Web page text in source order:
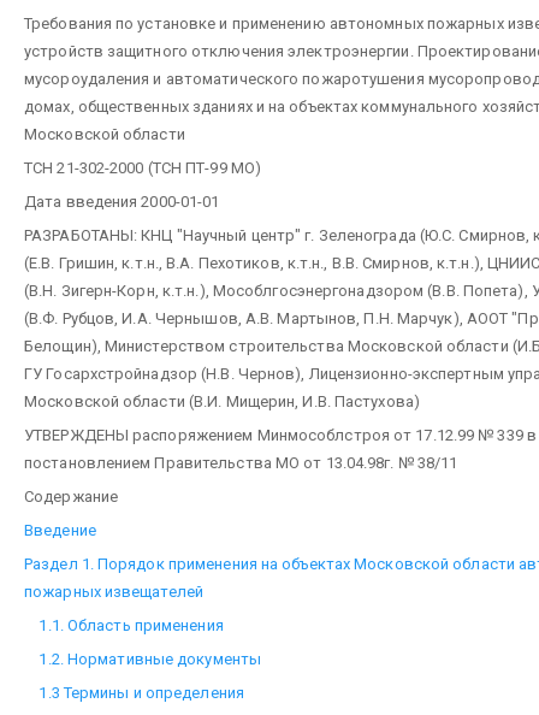
Требования по установке и применению автономных пожарных
устройств защитного отключения электроэнергии.
мусороудаления и автоматического пожаротушения
домах, общественных зданиях и на объектах коммунального
Московской области
ТСН 21-302-2000 (ТСН ПТ-99 МО)
Дата введения 2000-01-01
РАЗРАБОТАНЫ: КНЦ "Научный центр" г. Зеленограда (Ю.С. Смирнов,
(Е.В. Гришин, к.т.н., В.А. Пехотиков, к.т.н., В.В. Смирнов, к.т.н.),
(В.Н. Зигерн-Корн, к.т.н.), Мособлгосэнергонадзором (В.В.
(В.Ф. Рубцов, И.А. Чернышов, А.В. Мартынов, П.Н. Марчук), АООТ
Белощин), Министерством строительства Московской области
ГУ Госархстройнадзор (Н.В. Чернов), Лицензионно-экспертным
Московской области (В.И. Мищерин, И.В. Пастухова)
УТВЕРЖДЕНЫ распоряжением Минмособлстроя от 17.12.99 № 339 в
постановлением Правительства МО от 13.04.98г. № 38/11
Содержание
Введение
Раздел 1. Порядок применения на объектах Московской области
пожарных извещателей
1.1. Область применения
1.2. Нормативные документы
1.3 Термины и определения